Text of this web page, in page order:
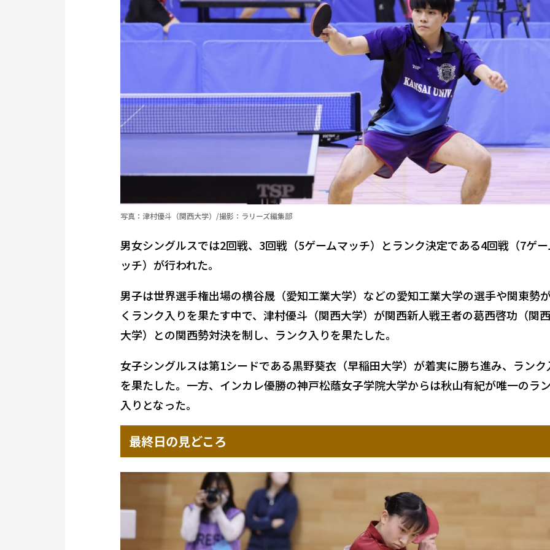
写真：津村優斗（関西大学）/撮影：ラリーズ編集部
男女シングルスでは2回戦、3回戦（5ゲームマッチ）とランク決定である4回戦（7ゲ
ッチ）が行われた。
男子は世界選手権出場の横谷晟（愛知工業大学）などの愛知工業大学の選手や関東勢
くランク入りを果たす中で、津村優斗（関西大学）が関西新人戦王者の葛西啓功（関
大学）との関西勢対決を制し、ランク入りを果たした。
女子シングルスは第1シードである黒野葵衣（早稲田大学）が着実に勝ち進み、ランク
を果たした。一方、インカレ優勝の神戸松蔭女子学院大学からは秋山有紀が唯一のラ
入りとなった。
最終日の見どころ